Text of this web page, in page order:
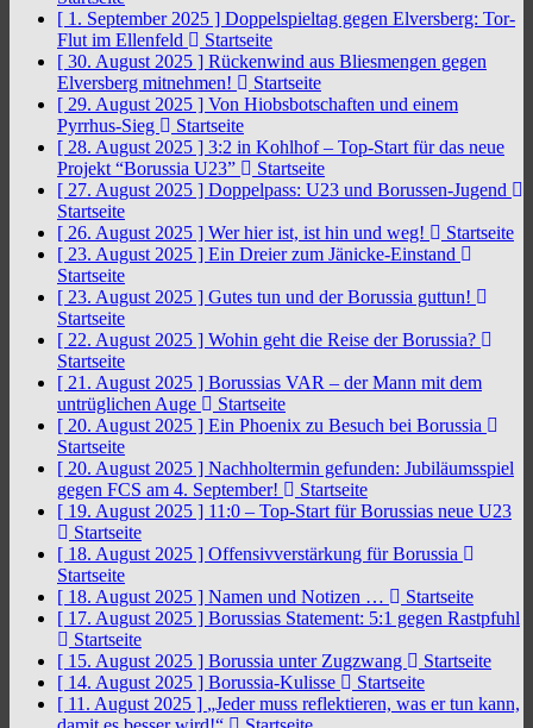
[ 1. September 2025 ] Doppelspieltag gegen Elversberg: Tor-
Flut im Ellenfeld
Startseite
[ 30. August 2025 ] Rückenwind aus Bliesmengen gegen
Elversberg mitnehmen!
Startseite
[ 29. August 2025 ] Von Hiobsbotschaften und einem
Pyrrhus-Sieg
Startseite
[ 28. August 2025 ] 3:2 in Kohlhof – Top-Start für das neue
Projekt “Borussia U23”
Startseite
[ 27. August 2025 ] Doppelpass: U23 und Borussen-Jugend
Startseite
[ 26. August 2025 ] Wer hier ist, ist hin und weg!
Startseite
[ 23. August 2025 ] Ein Dreier zum Jänicke-Einstand
Startseite
[ 23. August 2025 ] Gutes tun und der Borussia guttun!
Startseite
[ 22. August 2025 ] Wohin geht die Reise der Borussia?
Startseite
[ 21. August 2025 ] Borussias VAR – der Mann mit dem
untrüglichen Auge
Startseite
[ 20. August 2025 ] Ein Phoenix zu Besuch bei Borussia
Startseite
[ 20. August 2025 ] Nachholtermin gefunden: Jubiläumsspiel
gegen FCS am 4. September!
Startseite
[ 19. August 2025 ] 11:0 – Top-Start für Borussias neue U23
Startseite
[ 18. August 2025 ] Offensivverstärkung für Borussia
Startseite
[ 18. August 2025 ] Namen und Notizen …
Startseite
[ 17. August 2025 ] Borussias Statement: 5:1 gegen Rastpfuhl
Startseite
[ 15. August 2025 ] Borussia unter Zugzwang
Startseite
[ 14. August 2025 ] Borussia-Kulisse
Startseite
[ 11. August 2025 ] „Jeder muss reflektieren, was er tun kann,